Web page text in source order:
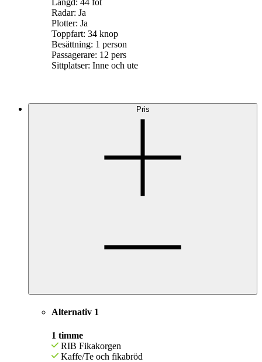
Längd: 44 fot
Radar: Ja
Plotter: Ja
Toppfart: 34 knop
Besättning: 1 person
Passagerare: 12 pers
Sittplatser: Inne och ute
Pris
Alternativ 1
1 timme
RIB Fikakorgen
Kaffe/Te och fikabröd